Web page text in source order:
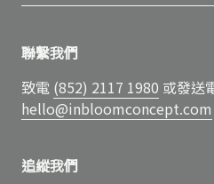
聯繫我們
致電 (852) 2117 1980 或發送
hello@inbloomconcept.com
追縱我們